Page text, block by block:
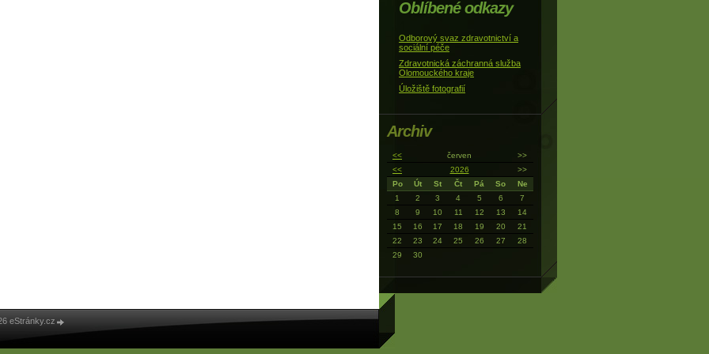
Oblíbené odkazy
Odborový svaz zdravotnictví a
sociální péče
Zdravotnická záchranná služba
Olomouckého kraje
Úložiště fotografií
Archiv
<< červen
>>
<<
2026
>>
Po
Út St Čt Pá So
Ne
1
2 3 4 5 6
7
8
9 10 11 12 13
14
15
16 17 18 19 20
21
22
23 24 25 26 27
28
29
30
eStránky.cz